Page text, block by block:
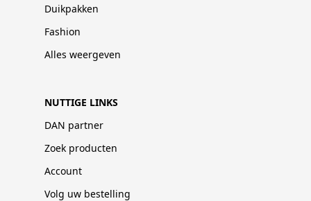
Duikpakken
Fashion
Alles weergeven
NUTTIGE LINKS
DAN partner
Zoek producten
Account
Volg uw bestelling